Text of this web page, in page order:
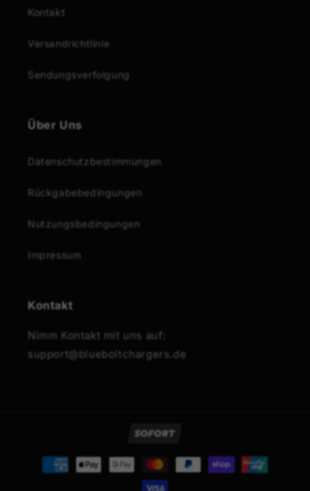
Kontakt
Versandrichtlinie
Sendungsverfolgung
Über Uns
Datenschutzbestimmungen
Rückgabebedingungen
Nutzungsbedingungen
Impressum
Kontakt
Nimm Kontakt mit uns auf:
support@blueboltchargers.de